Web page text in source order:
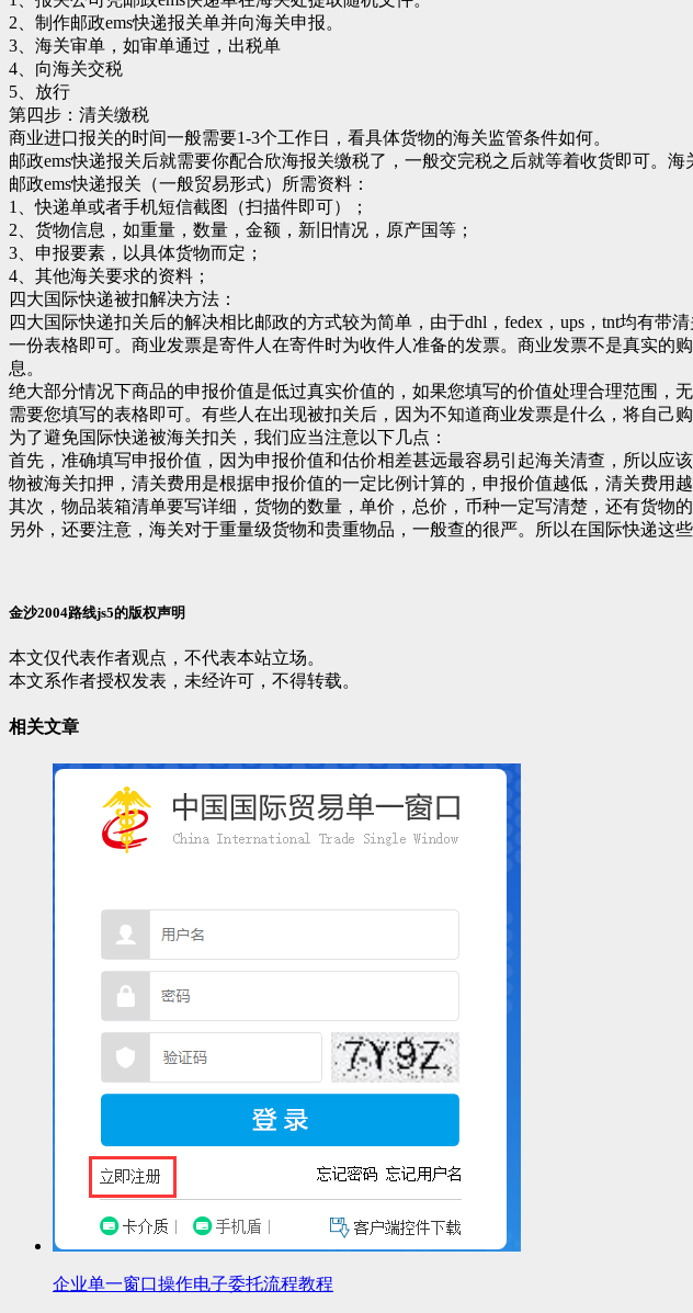
2、制作邮政ems快递报关单并向海关申报。
3、海关审单，如审单通过，出税单
4、向海关交税
5、放行
第四步：清关缴税
商业进口报关的时间一般需要1-3个工作日，看具体货物的海关监管条件如何。
邮政ems快递报关后就需要你配合欣海报关缴税了，一般交完税之后就等着收货即可。
邮政ems快递报关（一般贸易形式）所需资料：
1、快递单或者手机短信截图（扫描件即可）；
2、货物信息，如重量，数量，金额，新旧情况，原产国等；
3、申报要素，以具体货物而定；
4、其他海关要求的资料；
四大国际快递被扣解决方法：
四大国际快递扣关后的解决相比邮政的方式较为简单，由于dhl，fedex，ups，tnt均有
一份表格即可。商业发票是寄件人在寄件时为收件人准备的发票。商业发票不是真实
息。
绝大部分情况下商品的申报价值是低过真实价值的，如果您填写的价值处理合理范围
需要您填写的表格即可。有些人在出现被扣关后，因为不知道商业发票是什么，将自己
为了避免国际快递被海关扣关，我们应当注意以下几点：
首先，准确填写申报价值，因为申报价值和估价相差甚远最容易引起海关清查，所以
物被海关扣押，清关费用是根据申报价值的一定比例计算的，申报价值越低，清关费用
其次，物品装箱清单要写详细，货物的数量，单价，总价，币种一定写清楚，还有货物
另外，还要注意，海关对于重量级货物和贵重物品，一般查的很严。所以在国际快递这
金沙2004路线js5的版权声明
本文仅代表作者观点，不代表本站立场。
本文系作者授权发表，未经许可，不得转载。
相关文章
企业单一窗口操作电子委托流程教程